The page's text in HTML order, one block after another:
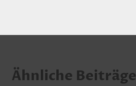
Ähnliche Beiträge